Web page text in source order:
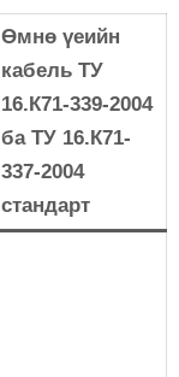
Өмнө үеийн
кабель ТУ
16.К71-339-2004
ба ТУ 16.К71-
337-2004
стандарт